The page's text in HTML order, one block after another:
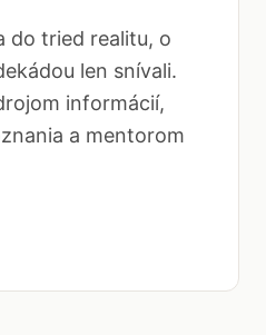
do tried realitu, o
len snívali.
informácií,
a mentorom